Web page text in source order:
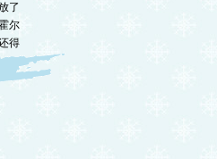
了
尔
得